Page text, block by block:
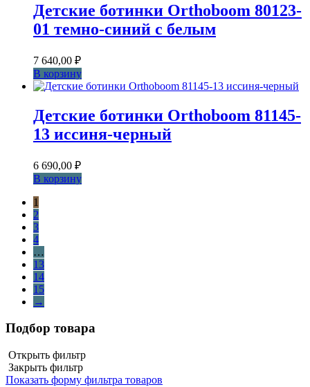
Детские ботинки Orthoboom 80123-
01 темно-синий с белым
7 640,00 ₽
В корзину
Детские ботинки Orthoboom 81145-
13 иссиня-черный
6 690,00 ₽
В корзину
1
2
3
4
…
13
14
15
→
Подбор товара
Открыть фильтр
Закрыть фильтр
Показать форму фильтра товаров